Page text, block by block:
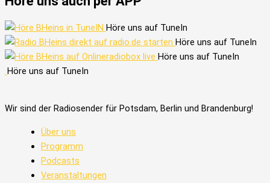
Höre uns auf TuneIn
Höre uns auf TuneIn
Höre uns auf TuneIn
Höre uns auf TuneIn
Wir sind der Radiosender für Potsdam, Berlin und Brandenburg!
Über uns
Programm
Podcasts
Veranstaltungen